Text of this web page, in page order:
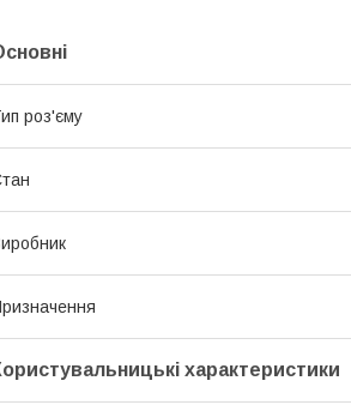
роз'єму
характеристики